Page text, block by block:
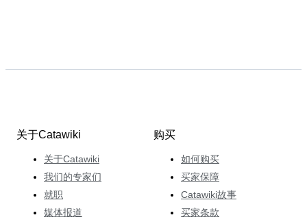
关于Catawiki
关于Catawiki
我们的专家们
就职
媒体报道
购买
如何购买
买家保障
Catawiki故事
买家条款